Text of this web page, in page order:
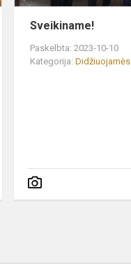
Sveikiname!
Paskelbta: 2023-10-10
Kategorija:Didžiuojamės